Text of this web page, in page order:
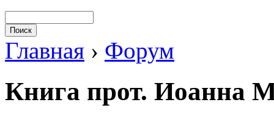
Главная › Форум
Книга прот. Иоанна